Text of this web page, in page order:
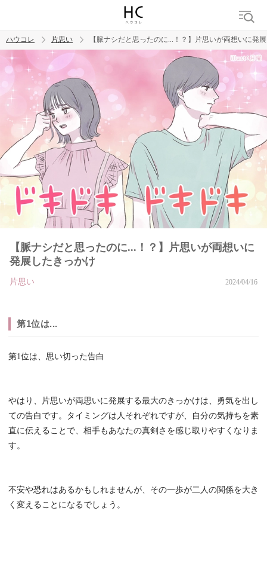
トレンド ワード
モテテク 恋がしたい
ハウコレ 片思い 【脈ナシだと思ったのに...！？】片思いが両想いに発
【脈ナシだと思ったのに...！？】片思いが両想いに
発展したきっかけ
片思い 2024/04/16
第1位は...
第1位は、思い切った告白
やはり、片思いが両思いに発展する最大のきっかけは、勇気を出し
ての告白です。タイミングは人それぞれですが、自分の気持ちを素
直に伝えることで、相手もあなたの真剣さを感じ取りやすくなりま
す。
不安や恐れはあるかもしれませんが、その一歩が二人の関係を大き
く変えることになるでしょう。